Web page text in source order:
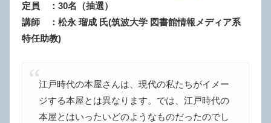
定員 ：30名（抽選）
講師 ：松永 瑠成 氏(筑波大学 図書館情報メディア系
特任助教)
江戸時代の本屋さんは、現代の私たちがイメー
ジする本屋とは異なります。では、江戸時代の
本屋とはいったいどのようなものだったのでし